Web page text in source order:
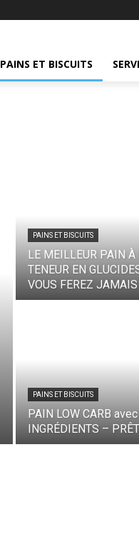
PAINS ET BISCUITS
PAINS ET BISCUITS
LE MEILLEUR PAIN À
TENEUR EN
VOUS FEREZ JAMAIS
PAINS ET BISCUITS
PAIN LOW CARB
INGRÉDIENTS –